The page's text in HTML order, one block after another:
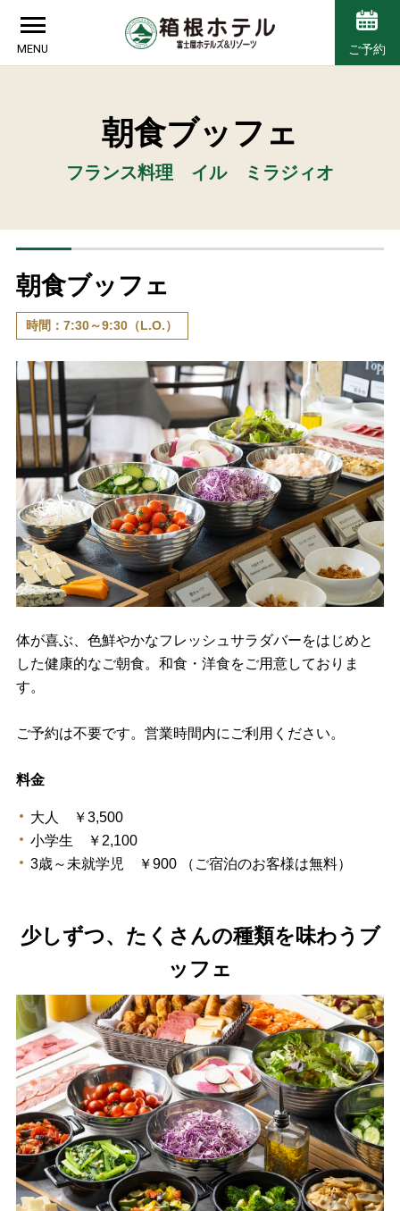
MENU ご予約
朝食ブッフェ
フランス料理 イル ミラジィオ
朝食ブッフェ
時間：7:30～9:30（L.O.）
体が喜ぶ、色鮮やかなフレッシュサラダバーをはじめと
した健康的なご朝食。和食・洋食をご用意しておりま
す。
ご予約は不要です。営業時間内にご利用ください。
料金
大人 ￥3,500
小学生 ￥2,100
3歳～未就学児 ￥900 （ご宿泊のお客様は無料）
少しずつ、たくさんの種類を味わうブ
ッフェ